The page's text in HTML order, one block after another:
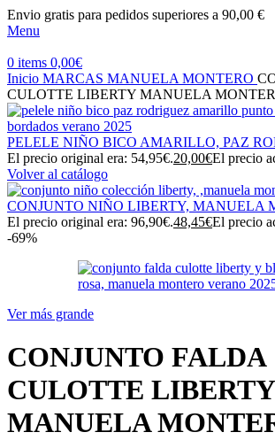
Envio gratis para pedidos superiores a 90,00 €
Menu
0 items 0,00€
Inicio MARCAS MANUELA MONTERO
CULOTTE LIBERTY MANUELA
PELELE NIÑO BICO AMARILLO, PAZ
El precio original era: 54,95€.20,00€El precio
Volver al catálogo
CONJUNTO NIÑO LIBERTY, MANUELA
El precio original era: 96,90€.48,45€El precio
-69%
Ver más grande
CONJUNTO FALDA
CULOTTE LIBERTY
MANUELA